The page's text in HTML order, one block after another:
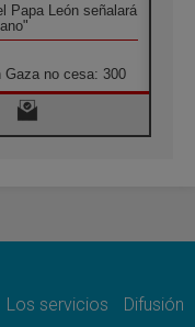
Papa León señalará
Gaza no cesa: 300
el mundo, solo la
Evangelio
Los servicios Difusión